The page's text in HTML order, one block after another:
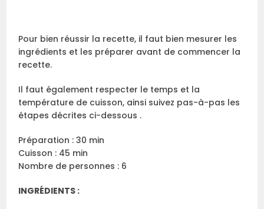
Pour bien réussir la recette, il faut bien mesurer les
ingrédients et les préparer avant de commencer la
recette.
Il faut également respecter le temps et la
température de cuisson, ainsi suivez pas-à-pas les
étapes décrites ci-dessous .
Préparation : 30 min
Cuisson : 45 min
Nombre de personnes : 6
INGRÉDIENTS :